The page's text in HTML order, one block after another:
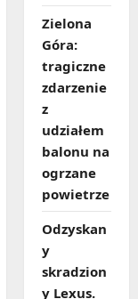
Zielona
Góra:
tragiczne
zdarzenie
z
udziałem
balonu na
ogrzane
powietrze
Odzyskan
y
skradzion
y Lexus.